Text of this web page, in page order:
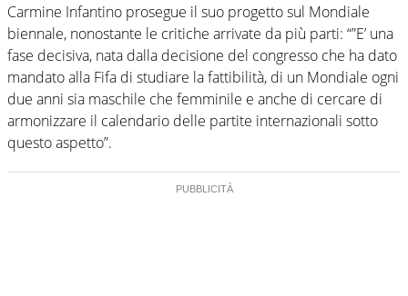
Carmine Infantino prosegue il suo progetto sul Mondiale
biennale, nonostante le critiche arrivate da più parti: “”E’ una
fase decisiva, nata dalla decisione del congresso che ha dato
mandato alla Fifa di studiare la fattibilità, di un Mondiale ogni
due anni sia maschile che femminile e anche di cercare di
armonizzare il calendario delle partite internazionali sotto
questo aspetto”.